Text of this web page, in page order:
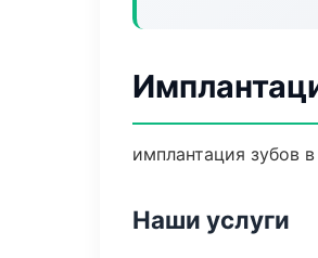
имплантация зубов
Наши услуги